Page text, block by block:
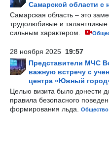
Самарской области
Самарская область – это
трудолюбивые и
сильным характером.
28 ноября 2025 19:57
Представители МЧС
важную встречу с
центра «Южный
Целью визита было донести
правила безопасного
формирования льда.
Общество